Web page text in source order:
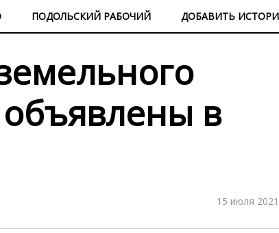
ПОДОЛЬСКИЙ РАБОЧИЙ ДОБАВИТЬ
объявлены в
15 июля